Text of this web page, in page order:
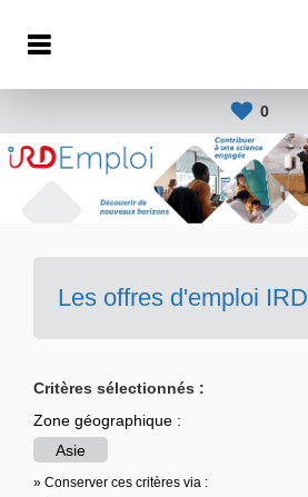
0
Les offres d'emploi IRD
Critères sélectionnés :
Zone géographique :
Asie
» Conserver ces critères via :